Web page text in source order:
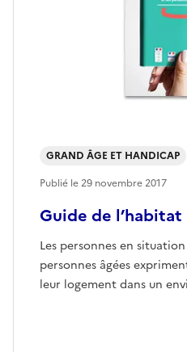
Guide de
Les personnes en
personnes âgées
leur logement dans un
GRAND ÂGE ET HANDICAP
Publié le29 novembre 2017